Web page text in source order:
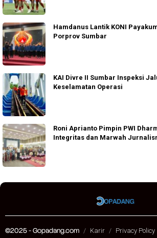
Hamdanus Lantik KONI
Porprov Sumbar
KAI Divre II Sumbar Inspeksi
Keselamatan Operasi
Roni Aprianto Pimpin PWI
Integritas dan Marwah
©2025 - Gopadang.com Karir Privacy Policy